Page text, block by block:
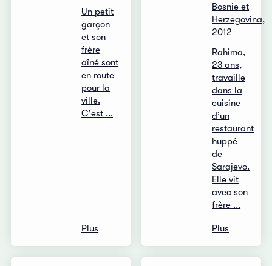
Un petit
garçon
et son
frère
aîné sont
en route
pour la
ville.
C'est ...
Plus
Bosnie et
Herzegovina,
2012
Rahima,
23 ans,
travaille
dans la
cuisine
d’un
restaurant
huppé
de
Sarajevo.
Elle vit
avec son
frère ...
Plus